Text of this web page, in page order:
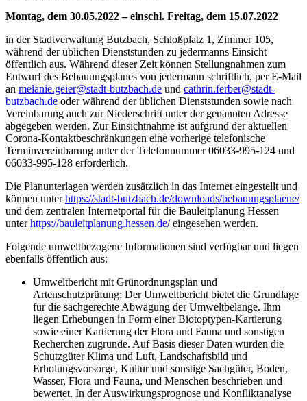
Montag, dem 30.05.2022 – einschl. Freitag, dem 15.07.2022
in der Stadtverwaltung Butzbach, Schloßplatz 1, Zimmer 105,
während der üblichen Dienststunden zu jedermanns Einsicht
öffentlich aus. Während dieser Zeit können Stellungnahmen zum
Entwurf des Bebauungsplanes von jedermann schriftlich, per E-Mail
an melanie.geier@stadt-butzbach.de und cathrin.ferber@stadt-
butzbach.de oder während der üblichen Dienststunden sowie nach
Vereinbarung auch zur Niederschrift unter der genannten Adresse
abgegeben werden. Zur Einsichtnahme ist aufgrund der aktuellen
Corona-Kontaktbeschränkungen eine vorherige telefonische
Terminvereinbarung unter der Telefonnummer 06033-995-124 und
06033-995-128 erforderlich.
Die Planunterlagen werden zusätzlich in das Internet eingestellt und
können unterhttps://stadt-butzbach.de/downloads/bebauungsplaene/
und dem zentralen Internetportal für die Bauleitplanung Hessen
unterhttps://bauleitplanung.hessen.de/eingesehen werden.
Folgende umweltbezogene Informationen sind verfügbar und liegen
ebenfalls öffentlich aus:
Umweltbericht mit Grünordnungsplan und
Artenschutzprüfung: Der Umweltbericht bietet die Grundlage
für die sachgerechte Abwägung der Umweltbelange. Ihm
liegen Erhebungen in Form einer Biotoptypen-Kartierung
sowie einer Kartierung der Flora und Fauna und sonstigen
Recherchen zugrunde. Auf Basis dieser Daten wurden die
Schutzgüter Klima und Luft, Landschaftsbild und
Erholungsvorsorge, Kultur und sonstige Sachgüter, Boden,
Wasser, Flora und Fauna, und Menschen beschrieben und
bewertet. In der Auswirkungsprognose und Konfliktanalyse